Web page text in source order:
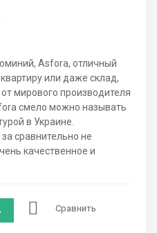
Asfora, отличный
или даже склад,
мирового производителя
смело можно называть
в Украине.
сравнительно не
качественное и
Сравнить